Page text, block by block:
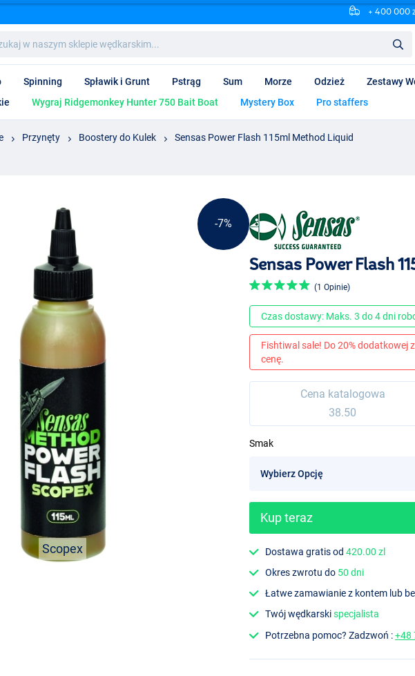
+ 400 000
Spinning Spławik i Grunt Pstrąg Sum Morze Odzież Zestawy
Wygraj Ridgemonkey Hunter 750 Bait Boat Mystery Box Pro staffers
Przynęty Boostery do Kulek
Sensas Power Flash 115ml Method Liquid
Scopex
-7%
Sensas Power Flash
(1 Opinie)
Czas dostawy: Maks. 3 do 4 dni
Fishtiwal sale! Do 20% dodatkowej
cenę.
Cena katalogowa
38.50
Smak
Kup teraz
Dostawa gratis od420.00 zl
Okres zwrotu do 50 dni
Łatwe zamawianie z kontem lub
Twój wędkarskispecjalista
Potrzebna pomoc? Zadzwoń :+48